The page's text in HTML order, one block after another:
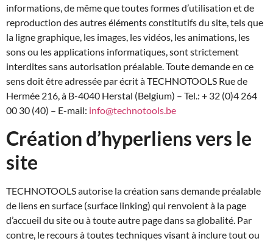
informations, de même que toutes formes d’utilisation et de
reproduction des autres éléments constitutifs du site, tels que
la ligne graphique, les images, les vidéos, les animations, les
sons ou les applications informatiques, sont strictement
interdites sans autorisation préalable. Toute demande en ce
sens doit être adressée par écrit à TECHNOTOOLS Rue de
Hermée 216, à B-4040 Herstal (Belgium) – Tel.: + 32 (0)4 264
00 30 (40) – E-mail: info@technotools.be
Création d’hyperliens vers le
site
TECHNOTOOLS autorise la création sans demande préalable
de liens en surface (surface linking) qui renvoient à la page
d’accueil du site ou à toute autre page dans sa globalité. Par
contre, le recours à toutes techniques visant à inclure tout ou